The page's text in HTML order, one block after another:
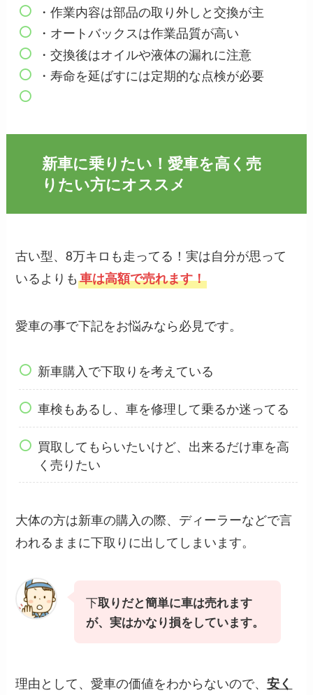
・作業内容は部品の取り外しと交換が主
・オートバックスは作業品質が高い
・交換後はオイルや液体の漏れに注意
・寿命を延ばすには定期的な点検が必要
新車に乗りたい！愛車を高く売
りたい方にオススメ
古い型、8万キロも走ってる！実は自分が思って
いるよりも車は高額で売れます！
愛車の事で下記をお悩みなら必見です。
新車購入で下取りを考えている
車検もあるし、車を修理して乗るか迷ってる
買取してもらいたいけど、出来るだけ車を高
く売りたい
大体の方は新車の購入の際、ディーラーなどで言
われるままに下取りに出してしまいます。
下取りだと簡単に車は売れます
が、実はかなり損をしています。
理由として、愛車の価値をわからないので、安く